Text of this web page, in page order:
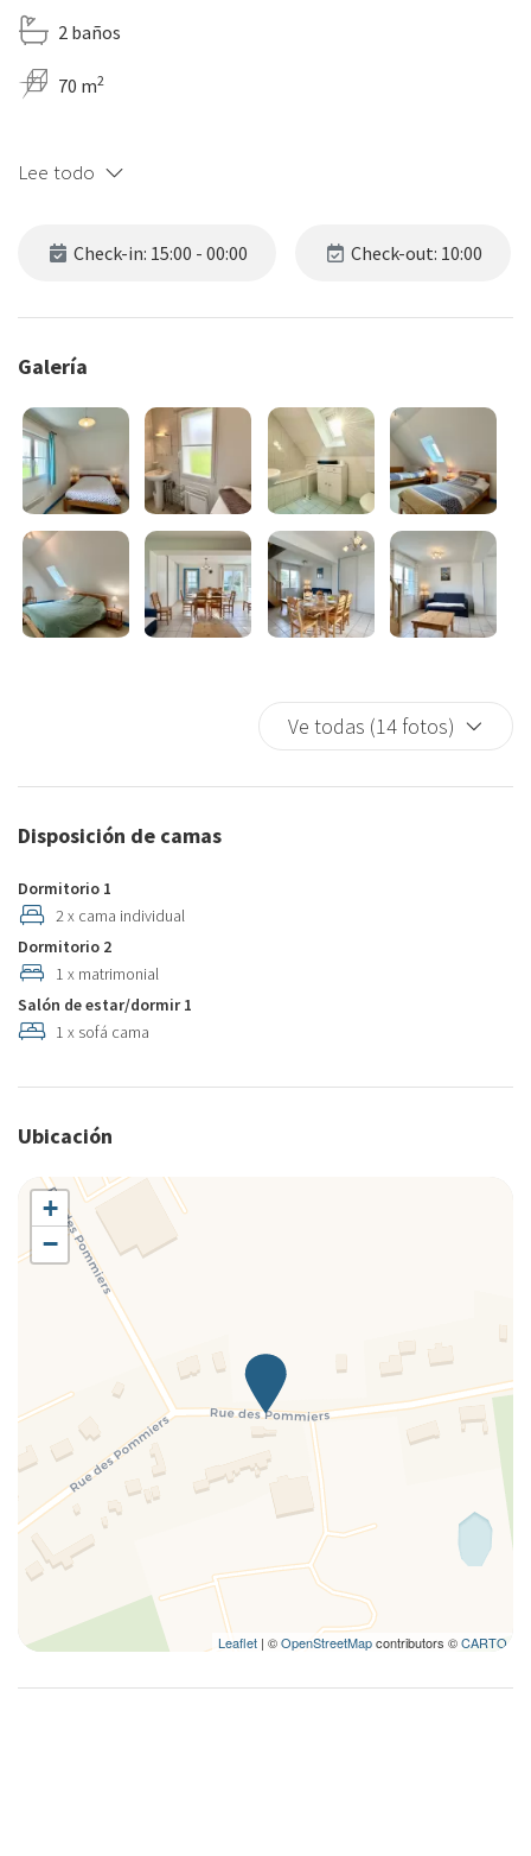
2 baños
70 m2
Lee todo
Check-in: 15:00 - 00:00 Check-out: 10:00
Galería
Ve todas (14 fotos)
Disposición de camas
Dormitorio 1
2 x cama individual
Dormitorio 2
1 x matrimonial
Salón de estar/dormir 1
1 x sofá cama
Ubicación
+
−
Leaflet | ©OpenStreetMapcontributors ©CARTO